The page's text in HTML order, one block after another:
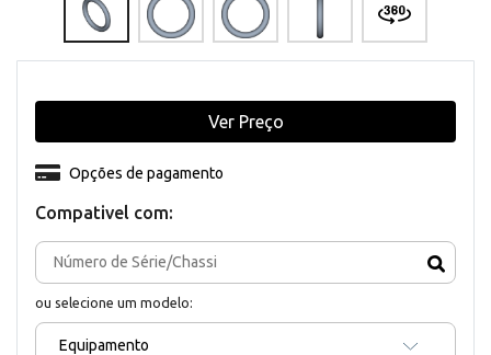
Compativel com:
ou selecione um modelo:
Equipamento
Opções de pagamento
Ver Preço